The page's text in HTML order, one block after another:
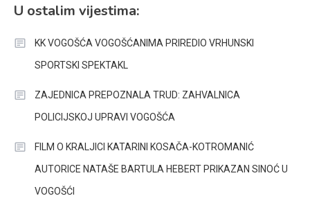
U ostalim vijestima:
KK VOGOŠĆA VOGOŠĆANIMA PRIREDIO VRHUNSKI
SPORTSKI SPEKTAKL
ZAJEDNICA PREPOZNALA TRUD: ZAHVALNICA
POLICIJSKOJ UPRAVI VOGOŠĆA
FILM O KRALJICI KATARINI KOSAČA-KOTROMANIĆ
AUTORICE NATAŠE BARTULA HEBERT PRIKAZAN SINOĆ U
VOGOŠĆI